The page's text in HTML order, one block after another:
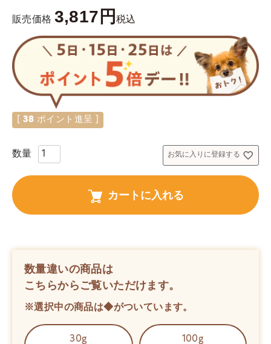
販売価格 3,817 税込
38 ポイント進呈 ]
お気に入りに登録する
カートに入れる
数量違いの商品は
こちらからご覧いただけます。
※選択中の商品は◆がついています。
30g
100g